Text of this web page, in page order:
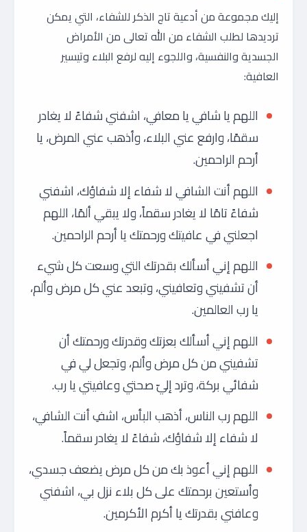
إليك مجموعة من أدعية تاج الذكر للشفاء، التي يمكن
ترديدها لطلب الشفاء من الله تعالى من الأمراض
الجسدية والنفسية، واللجوء إليه لرفع البلاء وتيسير
العافية:
اللهم يا شافي يا معافي، اشفني شفاءً لا يغادر
سقمًا، وارفع عني البلاء، وأذهب عني المرض، يا
أرحم الراحمين.
اللهم أنت الشافي لا شفاء إلا شفاؤك، اشفني
شفاءً تامًا لا يغادر سقماً، ولا يبقي ألمًا، اللهم
اجعلني في عافيتك ورحمتك يا أرحم الراحمين.
اللهم إني أسألك بقدرتك التي وسعت كل شيء
أن تشفيني وتعافيني، وتبعد عني كل مرض وألم،
يا رب العالمين.
اللهم إني أسألك بعزتك وقدرتك ورحمتك أن
تشفيني من كل مرض وألم، وتجعل لي في
شفائي بركة، وترد إليّ صحتي وعافيتي يا رب.
اللهم رب الناس، أذهب البأس، اشفِ أنت الشافي،
لا شفاء إلا شفاؤك، شفاءً لا يغادر سقماً.
اللهم إني أعوذ بك من كل مرض يضعف جسدي،
وأستعين برحمتك على كل بلاء نزل بي، اشفني
وعافني بقدرتك يا أكرم الأكرمين.